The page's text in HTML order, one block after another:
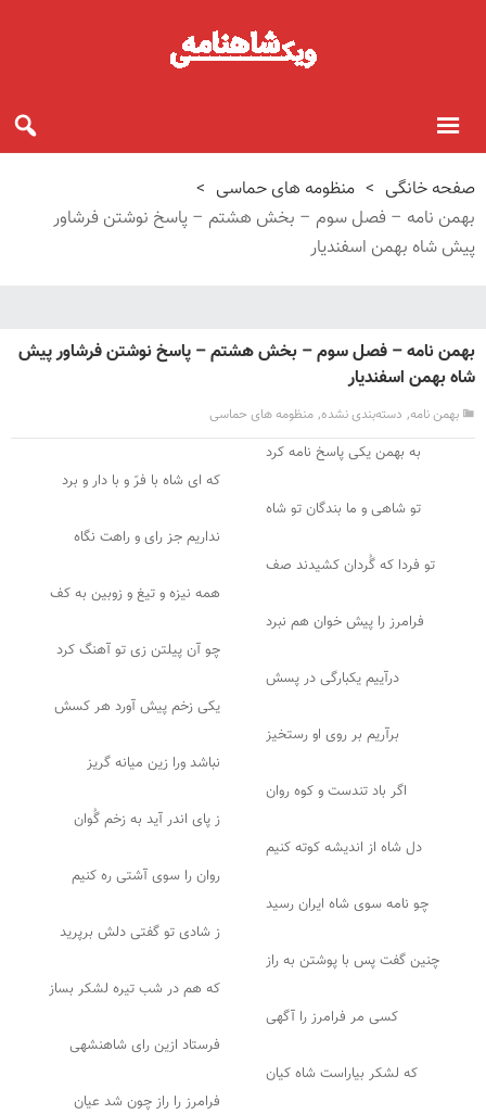
صفحه خانگی > منظومه های حماسی >
بهمن نامه – فصل سوم – بخش هشتم – پاسخ نوشتن فرشاور
پیش شاه بهمن اسفندیار
بهمن نامه – فصل سوم – بخش هشتم – پاسخ نوشتن فرشاور پیش
شاه بهمن اسفندیار
بهمن نامه, دسته‌بندی نشده, منظومه های حماسی
به بهمن یکی پاسخ نامه کرد
که ای شاه با فرّ و با دار و برد
تو شاهی و ما بندگان تو شاه
نداریم جز رای و راهت نگاه
تو فردا که گُردان کشیدند صف
همه نیزه و تیغ و زوبین به کف
فرامرز را پیش خوان هم نبرد
چو آن پیلتن زی تو آهنگ کرد
درآییم یکبارگی در پسش
یکی زخم پیش آورد هر کسش
برآریم بر روی او رستخیز
نباشد ورا زین میانه گریز
اگر باد تندست و کوه روان
ز پای اندر آید به زخم گُوان
دل شاه از اندیشه کوته کنیم
روان را سوی آشتی ره کنیم
چو نامه سوی شاه ایران رسید
ز شادی تو گفتی دلش برپرید
چنین گفت پس با پوشتن به راز
که هم در شب تیره لشکر بساز
کسی مر فرامرز را آگهی
فرستاد ازین رای شاهنشهی
که لشکر بیاراست شاه کیان
فرامرز را راز چون شد عیان